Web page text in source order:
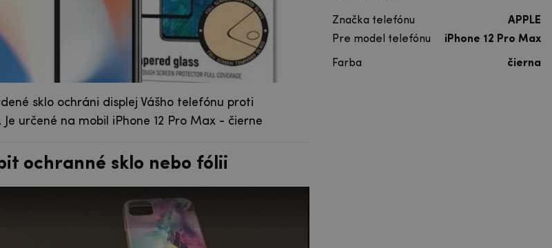
sklo ochráni displej Vášho telefónu proti
určené na mobil iPhone 12 Pro Max - čierne
ochranné sklo nebo fólii
Značka telefónu
APPLE
Pre model telefónu
iPhone 12 Pro Max
Farba čierna